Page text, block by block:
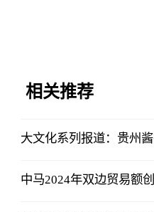
相关推荐
大文化系列报道：贵州
中马2024年双边贸易额